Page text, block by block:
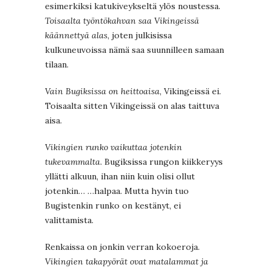
esimerkiksi katukiveykseltä ylös noustessa.
Toisaalta työntökahvan saa Vikingeissä
käännettyä alas, joten julkisissa
kulkuneuvoissa nämä saa suunnilleen samaan
tilaan.
Vain Bugiksissa on heittoaisa, Vikingeissä ei.
Toisaalta sitten Vikingeissä on alas taittuva
aisa.
Vikingien runko vaikuttaa jotenkin
tukevammalta. Bugiksissa rungon kiikkeryys
yllätti alkuun, ihan niin kuin olisi ollut
jotenkin… …halpaa. Mutta hyvin tuo
Bugistenkin runko on kestänyt, ei
valittamista.
Renkaissa on jonkin verran kokoeroja.
Vikingien takapyörät ovat matalammat ja